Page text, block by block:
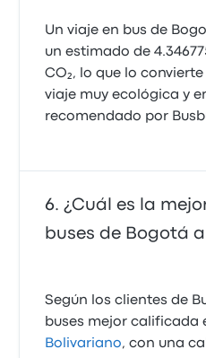
Un viaje en bus de
un estimado de
CO₂, lo que lo
viaje muy ecológica y
recomendado por
¿Cuál es la
buses de Bogotá
Según los clientes de
buses mejor calificada
Bolivariano, con una